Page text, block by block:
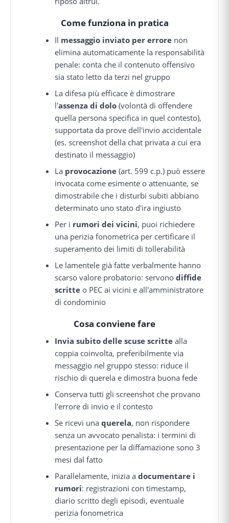
Come funziona in pratica
Il messaggio inviato per errore non
elimina automaticamente la responsabilità
penale: conta che il contenuto offensivo
sia stato letto da terzi nel gruppo
La difesa più efficace è dimostrare
l'assenza di dolo (volontà di offendere
quella persona specifica in quel contesto),
supportata da prove dell'invio accidentale
(es. screenshot della chat privata a cui era
destinato il messaggio)
La provocazione (art. 599 c.p.) può essere
invocata come esimente o attenuante, se
dimostrabile che i disturbi subiti abbiano
determinato uno stato d'ira ingiusto
Per i rumori dei vicini, puoi richiedere
una perizia fonometrica per certificare il
superamento dei limiti di tollerabilità
Le lamentele già fatte verbalmente hanno
scarso valore probatorio: servonodiffide
scritte o PEC ai vicini e all'amministratore
di condominio
Cosa conviene fare
Invia subito delle scuse scritte alla
coppia coinvolta, preferibilmente via
messaggio nel gruppo stesso: riduce il
rischio di querela e dimostra buona fede
Conserva tutti gli screenshot che provano
l'errore di invio e il contesto
Se ricevi unaquerela, non rispondere
senza un avvocato penalista: i termini di
presentazione per la diffamazione sono 3
mesi dal fatto
Parallelamente, inizia adocumentare i
rumori: registrazioni con timestamp,
diario scritto degli episodi, eventuale
perizia fonometrica